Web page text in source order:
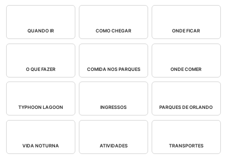
QUANDO IR COMO CHEGAR ONDE FICAR
O QUE FAZER COMIDA NOS PARQUES ONDE COMER
TYPHOON LAGOON INGRESSOS PARQUES DE ORLANDO
VIDA NOTURNA ATIVIDADES TRANSPORTES